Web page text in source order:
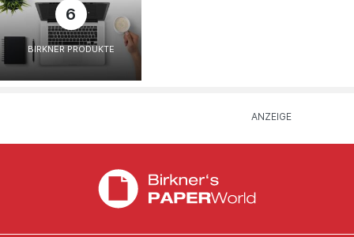
6
BIRKNER PRODUKTE